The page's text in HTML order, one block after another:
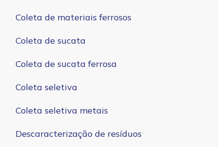
Coleta de materiais ferrosos
Coleta de sucata
Coleta de sucata ferrosa
Coleta seletiva
Coleta seletiva metais
Descaracterização de resíduos